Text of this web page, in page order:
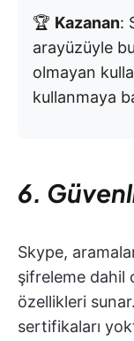
🏆 Kazanan:
arayüzüyle
olmayan
kullanmaya
6.
Skype,
şifreleme dahil
özellikleri
sertifikaları